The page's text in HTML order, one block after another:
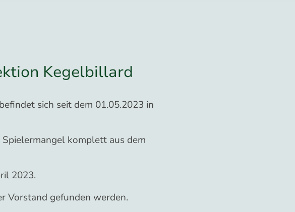
Kegelbillard
sich seit dem 01.05.2023 in
komplett aus dem
2023.
Vorstand gefunden werden.